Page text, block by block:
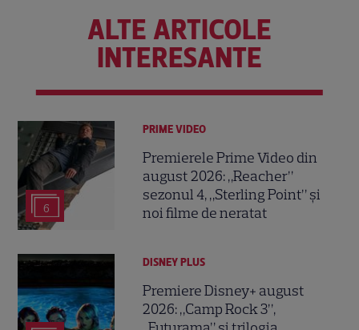
ALTE ARTICOLE
INTERESANTE
6
PRIME VIDEO
Premierele Prime Video din
august 2026: „Reacher”
sezonul 4, „Sterling Point” și
noi filme de neratat
DISNEY PLUS
Premiere Disney+ august
2026: „Camp Rock 3”,